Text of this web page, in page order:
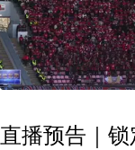
直播预告｜